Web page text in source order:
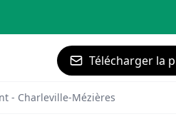
Télécharger la
- Charleville-Mézières